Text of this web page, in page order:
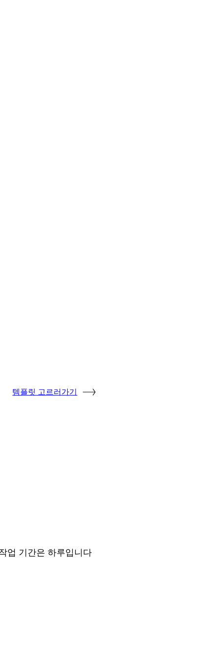
템플릿 고르러가기
업 기간은 하루입니다